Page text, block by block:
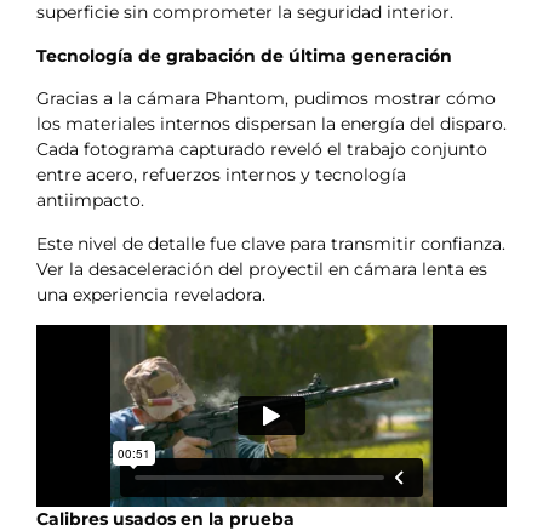
superficie sin comprometer la seguridad interior.
Tecnología de grabación de última generación
Gracias a la cámara Phantom, pudimos mostrar cómo
los materiales internos dispersan la energía del disparo.
Cada fotograma capturado reveló el trabajo conjunto
entre acero, refuerzos internos y tecnología
antiimpacto.
Este nivel de detalle fue clave para transmitir confianza.
Ver la desaceleración del proyectil en cámara lenta es
una experiencia reveladora.
Calibres usados en la prueba